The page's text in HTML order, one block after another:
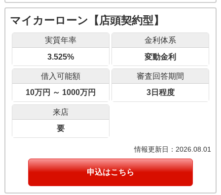
情報更新日：2026.08.01
マイカーローン【店頭契約型】
実質年率
3.525%
金利体系
変動金利
借入可能額
10万円 ～ 1000万円
審査回答期間
3日程度
来店
要
申込はこちら